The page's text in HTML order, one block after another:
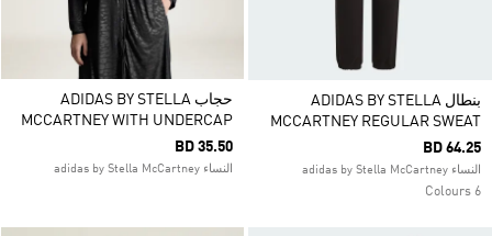
بنطال ADIDAS BY STELLA
MCCARTNEY REGULAR SWEAT
BD 64.25
النساء adidas by Stella McCartney
6 Colours
حجاب ADIDAS BY STELLA
MCCARTNEY WITH UNDERCAP
BD 35.50
النساء adidas by Stella McCartney